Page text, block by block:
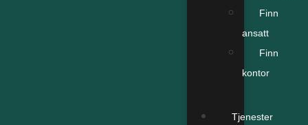
Finn
ansatt
Finn
kontor
Tjenester